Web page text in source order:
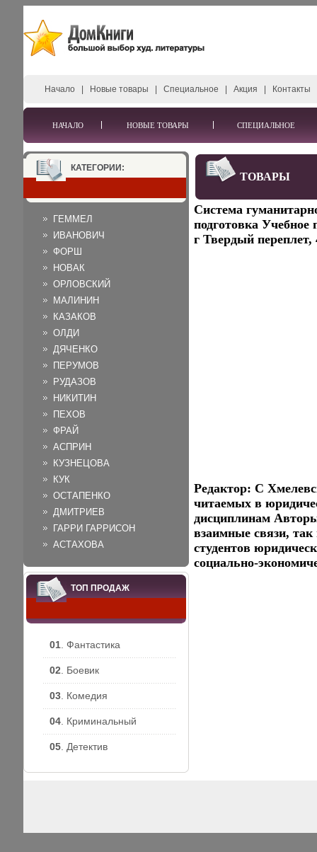
Начало Новые товары Специальное Акция Контакты
НАЧАЛО НОВЫЕ ТОВАРЫ СПЕЦИАЛЬНОЕ
КАТЕГОРИИ:
ГЕММЕЛ
ИВАНОВИЧ
ФОРШ
НОВАК
ОРЛОВСКИЙ
МАЛИНИН
КАЗАКОВ
ОЛДИ
ДЯЧЕНКО
ПЕРУМОВ
РУДАЗОВ
НИКИТИН
ПЕХОВ
ФРАЙ
АСПРИН
КУЗНЕЦОВА
КУК
ОСТАПЕНКО
ДМИТРИЕВ
ГАРРИ ГАРРИСОН
АСТАХОВА
ТОП ПРОДАЖ
01 . Фантастика
02 . Боевик
03 . Комедия
04 . Криминальный
05 . Детектив
ТОВАРЫ
Система
подготовка
г Твердый переплет,
Редактор: С
читаемых в
дисциплинам
взаимные связи,
студентов
социально-